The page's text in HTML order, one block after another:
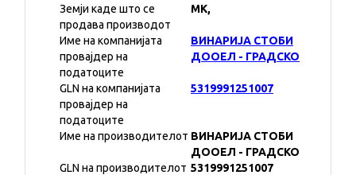
Земји каде што се
продава производот
MK,
Име на компанијата
провајдер на
податоците
ВИНАРИЈА СТОБИ
ДООЕЛ - ГРАДСКО
GLN на компанијата
провајдер на
податоците
5319991251007
Име на производителот ВИНАРИЈА СТОБИ
ДООЕЛ - ГРАДСКО
GLN на производителот 5319991251007